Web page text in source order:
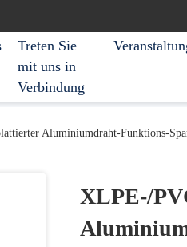
Treten Sie
mit uns in
Verbindung
Aluminiumdraht-Funktions-
XLPE-/